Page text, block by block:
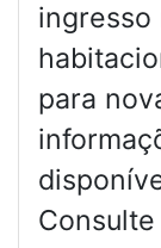
ingresso
para